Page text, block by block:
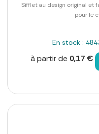
Sifflet au design original et
pour le
En stock :
à partir de 0,17 €